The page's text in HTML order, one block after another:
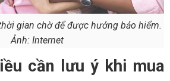
gian chờ để được hưởng bảo hiểm.
Ảnh: Internet
cần lưu ý khi mua